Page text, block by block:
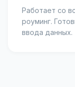
Работает со
роуминг.
ввода данных.